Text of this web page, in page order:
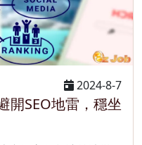
2024-8-7
開SEO地雷，穩坐